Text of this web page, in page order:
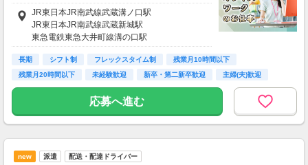
JR東日本JR南武線武蔵溝ノ口駅
JR東日本JR南武線武蔵新城駅
東急電鉄東急大井町線溝の口駅
長期 シフト制 フレックスタイム制
残業月10時間以下
残業月20時間以下
未経験歓迎 新卒・第二新卒歓迎
主婦(夫)歓迎
交通費支給
応募へ進む
new 派遣 配送・配達ドライバー